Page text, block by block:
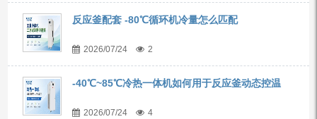
反应釜配套 -80℃循环机冷量怎么匹配
2026/07/24 2
-40℃~85℃冷热一体机如何用于反应釜动态控温
2026/07/24 4